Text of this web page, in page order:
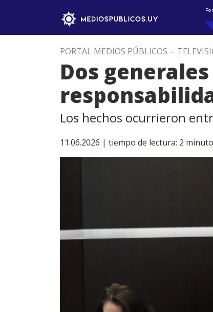
PORTAL MEDIOS PÚBLICOS .
Dos
Los hechos ocurrieron
11.06.2026 | tiempo de lectura: 2